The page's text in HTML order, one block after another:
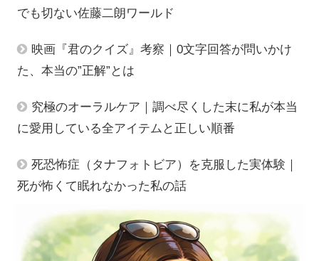
でも切ない佐藤二朗ワールド
映画『君のクイズ』考察｜0文字回答が問いかけ
た、本当の”正解”とは
究極のオーラルケア｜調べ尽くした末に私が本当
に愛用している全アイテムと正しい順番
死恐怖症（タナフォトビア）を克服した実体験｜
死が怖くて眠れなかった私の話